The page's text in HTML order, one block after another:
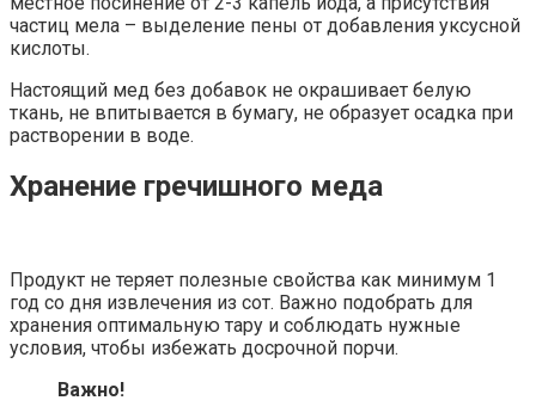
частиц мела – выделение пены от добавления уксусной
кислоты.
Настоящий мед без добавок не окрашивает белую
ткань, не впитывается в бумагу, не образует осадка при
растворении в воде.
Хранение гречишного меда
Продукт не теряет полезные свойства как минимум 1
год со дня извлечения из сот. Важно подобрать для
хранения оптимальную тару и соблюдать нужные
условия, чтобы избежать досрочной порчи.
Важно!